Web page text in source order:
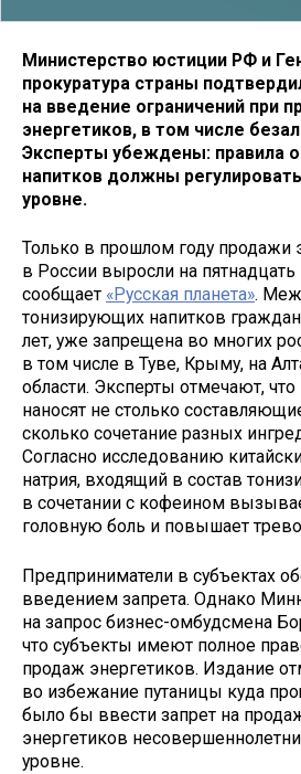
Министерство юстиции РФ и
прокуратура страны
на введение ограничений при
энергетиков, в том числе
Эксперты убеждены: правила
напитков должны
уровне.
Только в прошлом году продажи
в России выросли на пятнадцать
сообщает «Русская планета».
тонизирующих напитков
лет, уже запрещена во многих
в том числе в Туве, Крыму, на
области. Эксперты отмечают,
наносят не столько
сколько сочетание разных
Согласно исследованию
натрия, входящий в состав
в сочетании с кофеином
головную боль и повышает
Предприниматели в субъектах
введением запрета. Однако
на запрос бизнес-омбудсмена
что субъекты имеют полное
продаж энергетиков. Издание
во избежание путаницы куда
было бы ввести запрет на
энергетиков
уровне.